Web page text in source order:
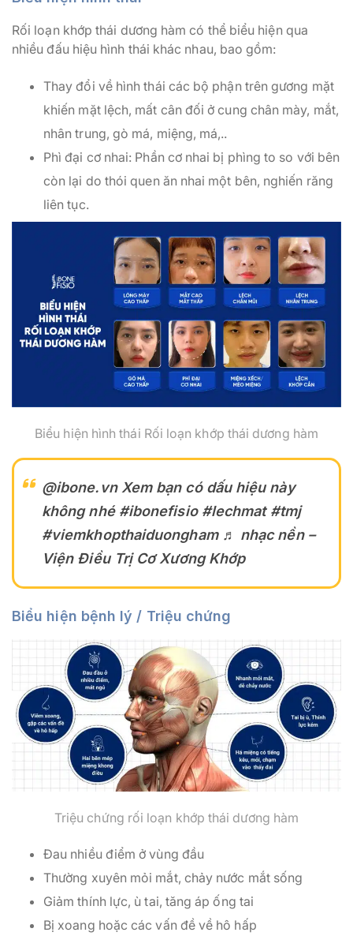
Rối loạn khớp thái dương hàm có thể biểu hiện qua
nhiều đấu hiệu hình thái khác nhau, bao gồm:
Thay đổi về hình thái các bộ phận trên gương mặt
khiến mặt lệch, mất cân đối ở cung chân mày, mắt,
nhân trung, gò má, miệng, má,..
Phì đại cơ nhai: Phần cơ nhai bị phìng to so với bên
còn lại do thói quen ăn nhai một bên, nghiến răng
liên tục.
Biểu hiện hình thái Rối loạn khớp thái dương hàm
@ibone.vnXem bạn có dấu hiệu này
không nhé #ibonefisio #lechmat #tmj
#viemkhopthaiduongham ♬ nhạc nền –
Viện Điều Trị Cơ Xương Khớp
Biểu hiện bệnh lý / Triệu chứng
Triệu chứng rối loạn khớp thái dương hàm
Đau nhiều điểm ở vùng đầu
Thường xuyên mỏi mắt, chảy nước mắt sống
Giảm thính lực, ù tai, tăng áp ống tai
Bị xoang hoặc các vấn đề về hô hấp